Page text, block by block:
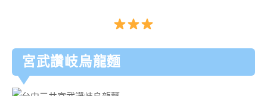
宮武讚岐烏龍麵